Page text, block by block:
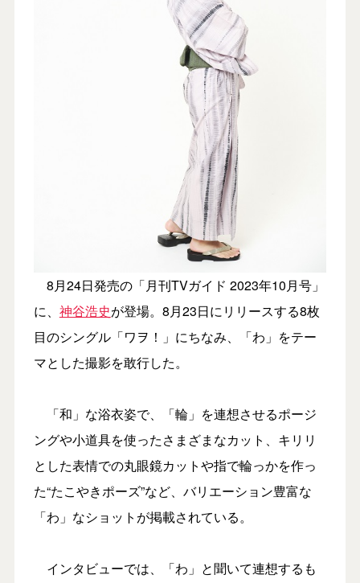
8月24日発売の「月刊TVガイド 2023年10月号」
に、 神谷浩史が登場。8月23日にリリースする8枚
目のシングル「ワヲ！」にちなみ、「わ」をテー
マとした撮影を敢行した。
「和」な浴衣姿で、「輪」を連想させるポージ
ングや小道具を使ったさまざまなカット、キリリ
とした表情での丸眼鏡カットや指で輪っかを作っ
た“たこやきポーズ”など、バリエーション豊富な
「わ」なショットが掲載されている。
インタビューでは、「わ」と聞いて連想するも